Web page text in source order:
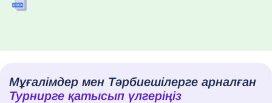
Мұғалімдер мен Тәрбиешілерге арналған
Турнирге қатысып үлгеріңіз